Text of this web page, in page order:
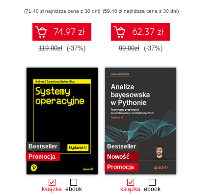
technologie
(71,40 zł najniższa cena z 30 dni)
74.97 zł
119.00zł (-37%)
gotowych do pracy
(59,40 zł najniższa cena z 30 dni)
62.37 zł
99.00zł (-37%)
Bestseller
Promocja
książka ebook
Bestseller
Nowość
Promocja
książka ebook